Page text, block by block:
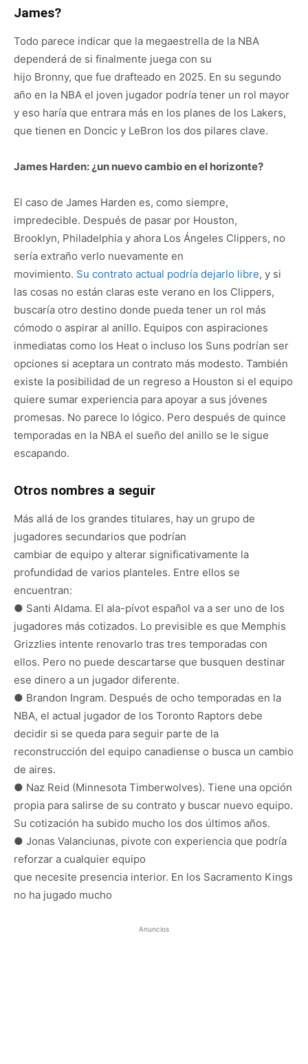
James?
Todo parece indicar que la megaestrella de la NBA
dependerá de si finalmente juega con su
hijo Bronny, que fue drafteado en 2025. En su segundo
año en la NBA el joven jugador podría tener un rol mayor
y eso haría que entrara más en los planes de los Lakers,
que tienen en Doncic y LeBron los dos pilares clave.
James Harden: ¿un nuevo cambio en el horizonte?
El caso de James Harden es, como siempre,
impredecible. Después de pasar por Houston,
Brooklyn, Philadelphia y ahora Los Ángeles Clippers, no
sería extraño verlo nuevamente en
movimiento. Su contrato actual podría dejarlo libre, y si
las cosas no están claras este verano en los Clippers,
buscaría otro destino donde pueda tener un rol más
cómodo o aspirar al anillo. Equipos con aspiraciones
inmediatas como los Heat o incluso los Suns podrían ser
opciones si aceptara un contrato más modesto. También
existe la posibilidad de un regreso a Houston si el equipo
quiere sumar experiencia para apoyar a sus jóvenes
promesas. No parece lo lógico. Pero después de quince
temporadas en la NBA el sueño del anillo se le sigue
escapando.
Otros nombres a seguir
Más allá de los grandes titulares, hay un grupo de
jugadores secundarios que podrían
cambiar de equipo y alterar significativamente la
profundidad de varios planteles. Entre ellos se
encuentran:
● Santi Aldama. El ala-pívot español va a ser uno de los
jugadores más cotizados. Lo previsible es que Memphis
Grizzlies intente renovarlo tras tres temporadas con
ellos. Pero no puede descartarse que busquen destinar
ese dinero a un jugador diferente.
● Brandon Ingram. Después de ocho temporadas en la
NBA, el actual jugador de los Toronto Raptors debe
decidir si se queda para seguir parte de la
reconstrucción del equipo canadiense o busca un cambio
de aires.
● Naz Reid (Minnesota Timberwolves). Tiene una opción
propia para salirse de su contrato y buscar nuevo equipo.
Su cotización ha subido mucho los dos últimos años.
● Jonas Valanciunas, pivote con experiencia que podría
reforzar a cualquier equipo
que necesite presencia interior. En los Sacramento Kings
no ha jugado mucho
Anuncios